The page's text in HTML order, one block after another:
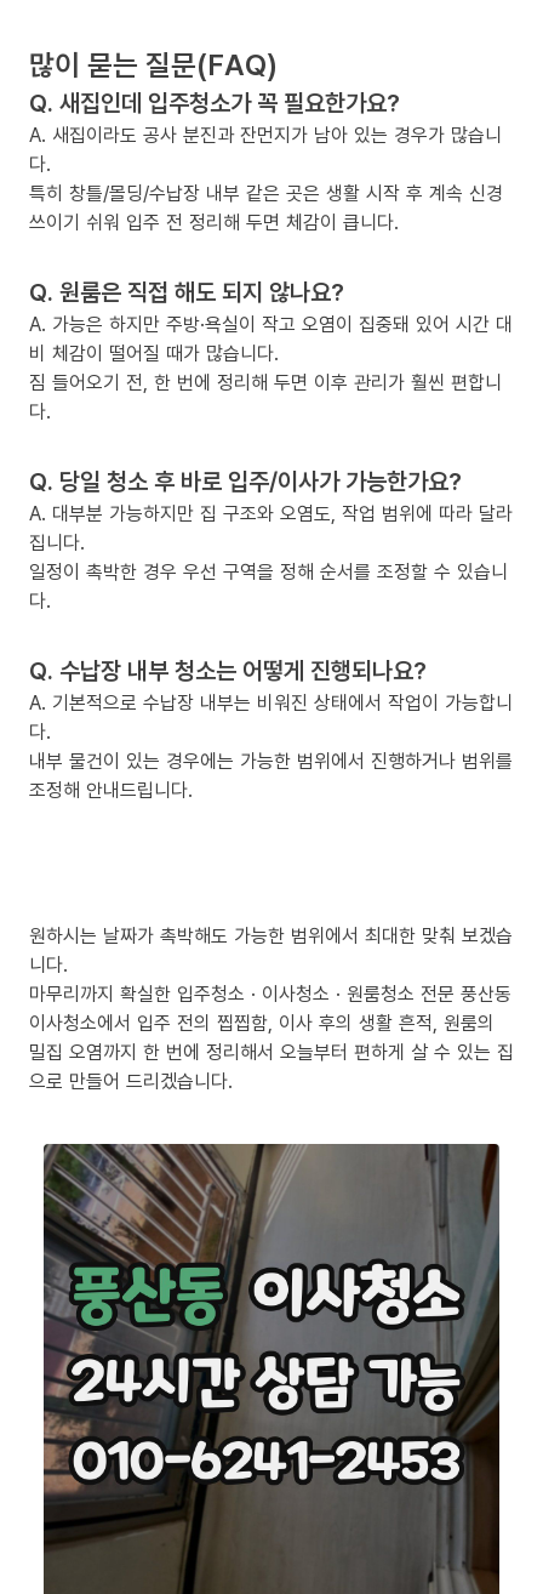
많이 묻는 질문(FAQ)
Q. 새집인데 입주청소가 꼭 필요한가요?
A. 새집이라도 공사 분진과 잔먼지가 남아 있는 경우가 많습니
다.
특히 창틀/몰딩/수납장 내부 같은 곳은 생활 시작 후 계속 신경
쓰이기 쉬워 입주 전 정리해 두면 체감이 큽니다.
Q. 원룸은 직접 해도 되지 않나요?
A. 가능은 하지만 주방·욕실이 작고 오염이 집중돼 있어 시간 대
비 체감이 떨어질 때가 많습니다.
짐 들어오기 전, 한 번에 정리해 두면 이후 관리가 훨씬 편합니
다.
Q. 당일 청소 후 바로 입주/이사가 가능한가요?
A. 대부분 가능하지만 집 구조와 오염도, 작업 범위에 따라 달라
집니다.
일정이 촉박한 경우 우선 구역을 정해 순서를 조정할 수 있습니
다.
Q. 수납장 내부 청소는 어떻게 진행되나요?
A. 기본적으로 수납장 내부는 비워진 상태에서 작업이 가능합니
다.
내부 물건이 있는 경우에는 가능한 범위에서 진행하거나 범위를
조정해 안내드립니다.
원하시는 날짜가 촉박해도 가능한 범위에서 최대한 맞춰 보겠습
니다.
마무리까지 확실한 입주청소 · 이사청소 · 원룸청소 전문 풍산동
이사청소에서 입주 전의 찝찝함, 이사 후의 생활 흔적, 원룸의
밀집 오염까지 한 번에 정리해서 오늘부터 편하게 살 수 있는 집
으로 만들어 드리겠습니다.